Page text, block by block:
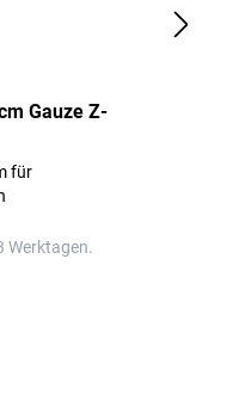
Gauze Z-
für
Werktagen.